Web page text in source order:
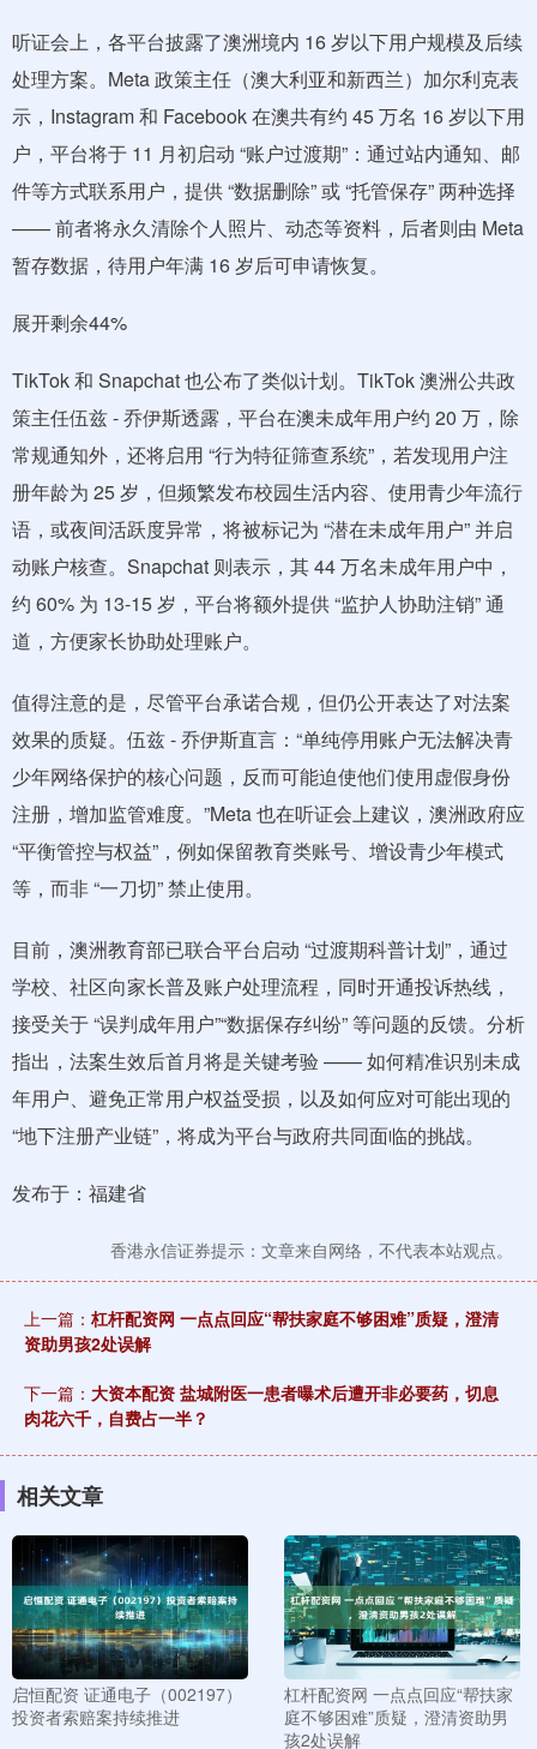
听证会上，各平台披露了澳洲境内 16 岁以下用户规模及后续
处理方案。Meta 政策主任（澳大利亚和新西兰）加尔利克表
示，Instagram 和 Facebook 在澳共有约 45 万名 16 岁以下用
户，平台将于 11 月初启动 “账户过渡期”：通过站内通知、邮
件等方式联系用户，提供 “数据删除” 或 “托管保存” 两种选择
—— 前者将永久清除个人照片、动态等资料，后者则由 Meta
暂存数据，待用户年满 16 岁后可申请恢复。
展开剩余44%
TikTok 和 Snapchat 也公布了类似计划。TikTok 澳洲公共政
策主任伍兹 - 乔伊斯透露，平台在澳未成年用户约 20 万，除
常规通知外，还将启用 “行为特征筛查系统”，若发现用户注
册年龄为 25 岁，但频繁发布校园生活内容、使用青少年流行
语，或夜间活跃度异常，将被标记为 “潜在未成年用户” 并启
动账户核查。Snapchat 则表示，其 44 万名未成年用户中，
约 60% 为 13-15 岁，平台将额外提供 “监护人协助注销” 通
道，方便家长协助处理账户。
值得注意的是，尽管平台承诺合规，但仍公开表达了对法案
效果的质疑。伍兹 - 乔伊斯直言：“单纯停用账户无法解决青
少年网络保护的核心问题，反而可能迫使他们使用虚假身份
注册，增加监管难度。”Meta 也在听证会上建议，澳洲政府应
“平衡管控与权益”，例如保留教育类账号、增设青少年模式
等，而非 “一刀切” 禁止使用。
目前，澳洲教育部已联合平台启动 “过渡期科普计划”，通过
学校、社区向家长普及账户处理流程，同时开通投诉热线，
接受关于 “误判成年用户”“数据保存纠纷” 等问题的反馈。分析
指出，法案生效后首月将是关键考验 —— 如何精准识别未成
年用户、避免正常用户权益受损，以及如何应对可能出现的
“地下注册产业链”，将成为平台与政府共同面临的挑战。
发布于：福建省
香港永信证券提示：文章来自网络，不代表本站观点。
上一篇： 杠杆配资网 一点点回应“帮扶家庭不够困难”质疑，澄清
资助男孩2处误解
下一篇： 大资本配资 盐城附医一患者曝术后遭开非必要药，切息
肉花六千，自费占一半？
相关文章
启恒配资 证通电子（002197）
投资者索赔案持续推进
杠杆配资网 一点点回应“帮扶家
庭不够困难”质疑，澄清资助男
孩2处误解